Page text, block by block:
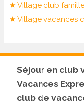
★ Village club famille
★ Village vacances
Séjour en club
Vacances
club de